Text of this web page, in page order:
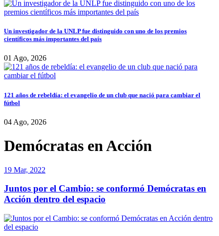
Un investigador de la UNLP fue distinguido con uno de los premios
científicos más importantes del país
01 Ago, 2026
121 años de rebeldía: el evangelio de un club que nació para cambiar el
fútbol
04 Ago, 2026
Demócratas en Acción
19 Mar, 2022
Juntos por el Cambio: se conformó Demócratas en
Acción dentro del espacio